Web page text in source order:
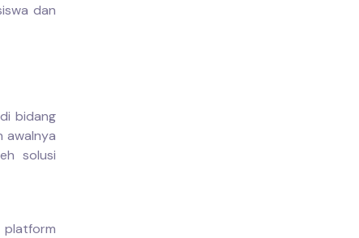
dan
bidang
awalnya
solusi
platform